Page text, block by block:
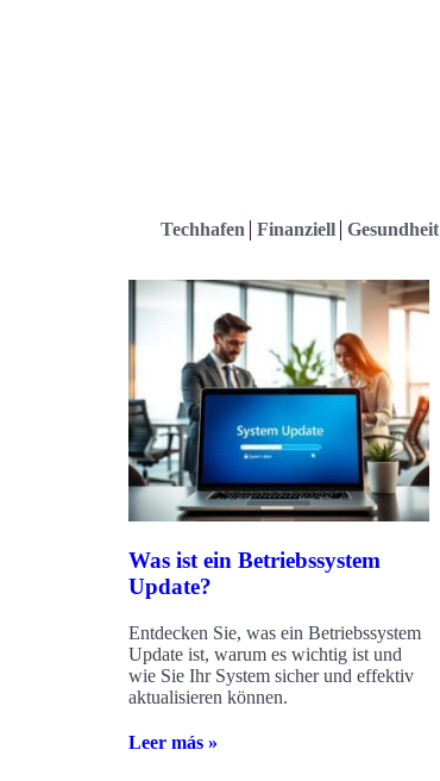
Techhafen Finanziell Gesundheit
Was ist ein Betriebssystem
Update?
Entdecken Sie, was ein Betriebssystem
Update ist, warum es wichtig ist und
wie Sie Ihr System sicher und effektiv
aktualisieren können.
Leer más »